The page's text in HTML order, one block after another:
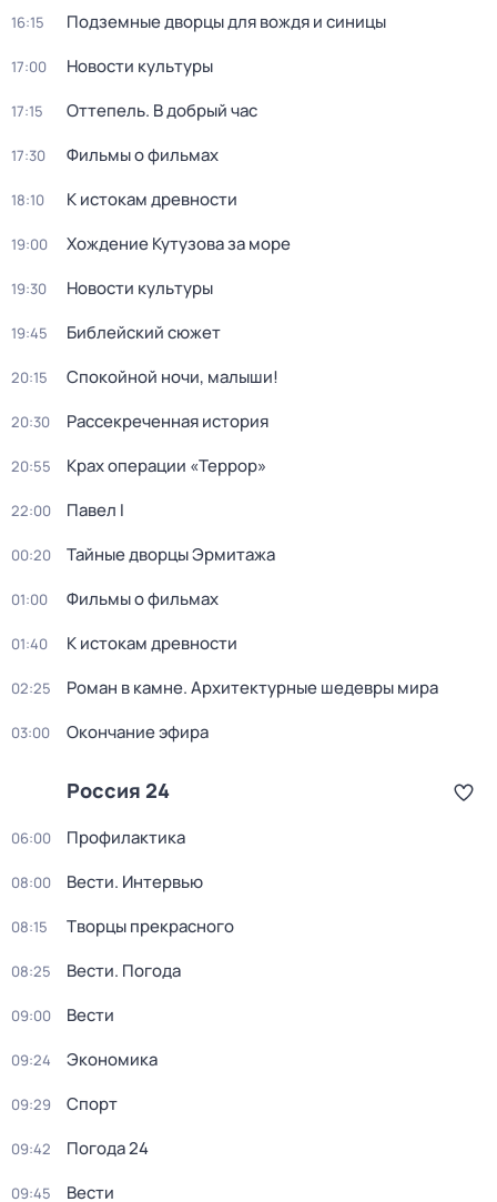
16:15 Подземные дворцы для вождя и синицы
17:00 Новости культуры
17:15 Оттепель. В добрый час
17:30 Фильмы о фильмах
18:10 К истокам древности
19:00 Хождение Кутузова за море
19:30 Новости культуры
19:45 Библейский сюжет
20:15 Спокойной ночи, малыши!
20:30 Рассекреченная история
20:55 Крах операции «Террор»
22:00 Павел I
00:20 Тайные дворцы Эрмитажа
01:00 Фильмы о фильмах
01:40 К истокам древности
02:25 Роман в камне. Архитектурные шедевры мира
03:00 Окончание эфира
Россия 24
06:00 Профилактика
08:00 Вести. Интервью
08:15 Творцы прекрасного
08:25 Вести. Погода
09:00 Вести
09:24 Экономика
09:29 Спорт
09:42 Погода 24
09:45 Вести